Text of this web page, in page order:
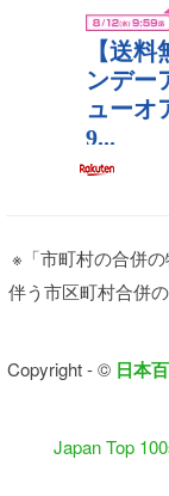
※「市町村の合併
伴う市区町村合併
Copyright - © 日本
Japan Top